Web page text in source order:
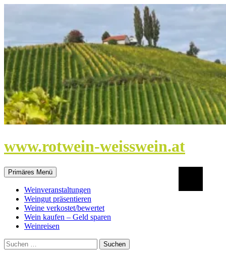
www.rotwein-weisswein.at
Primäres Menü
Weinveranstaltungen
Weingut präsentieren
Weine verkostet/bewertet
Wein kaufen – Geld sparen
Weinreisen
Suchen
nach: